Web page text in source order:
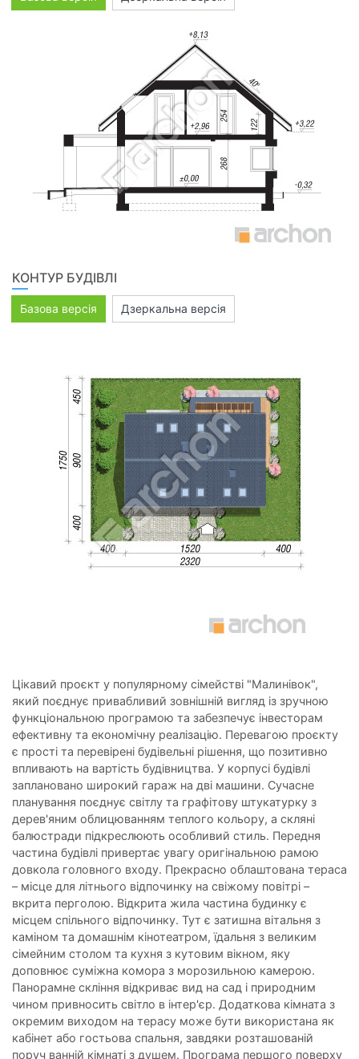
КОНТУР БУДІВЛІ
Базова версія Дзеркальна версія
Цікавий проєкт у популярному сімействі "Малинівок",
який поєднує привабливий зовнішній вигляд із зручною
функціональною програмою та забезпечує інвесторам
ефективну та економічну реалізацію. Перевагою проєкту
є прості та перевірені будівельні рішення, що позитивно
впливають на вартість будівництва. У корпусі будівлі
заплановано широкий гараж на дві машини. Сучасне
планування поєднує світлу та графітову штукатурку з
дерев'яним облицюванням теплого кольору, а скляні
балюстради підкреслюють особливий стиль. Передня
частина будівлі привертає увагу оригінальною рамою
довкола головного входу. Прекрасно облаштована тераса
– місце для літнього відпочинку на свіжому повітрі –
вкрита перголою. Відкрита жила частина будинку є
місцем спільного відпочинку. Тут є затишна вітальня з
каміном та домашнім кінотеатром, їдальня з великим
сімейним столом та кухня з кутовим вікном, яку
доповнює суміжна комора з морозильною камерою.
Панорамне скління відкриває вид на сад і природним
чином привносить світло в інтер'єр. Додаткова кімната з
окремим виходом на терасу може бути використана як
кабінет або гостьова спальня, завдяки розташованій
поруч ванній кімнаті з душем. Програма першого поверху